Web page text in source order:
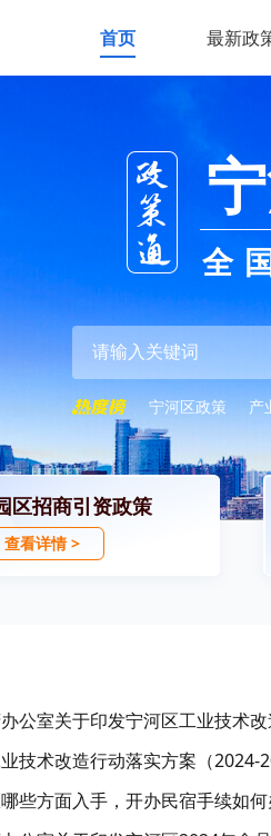
首页 最新政
全
宁河区政策 产
区招商引资政策
查看详情 >
技术改造行动落实方案（2024-